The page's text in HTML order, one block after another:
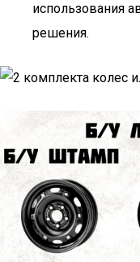
использования
решения.